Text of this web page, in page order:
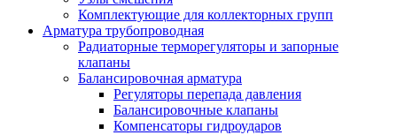
Комплектующие для коллекторных групп
Арматура трубопроводная
Радиаторные терморегуляторы и запорные
клапаны
Балансировочная арматура
Регуляторы перепада давления
Балансировочные клапаны
Компенсаторы гидроударов